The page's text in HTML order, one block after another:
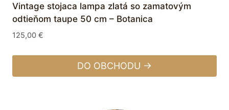
Vintage stojaca lampa zlatá so zamatovým
odtieňom taupe 50 cm – Botanica
125,00 €
DO OBCHODU →